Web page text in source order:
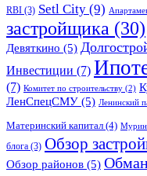
RBI (3) Setl City (9)
застройщика (30)
Девяткино (5)
Инвестиции (7)
(7) Комитет по строительству (2)
ЛенСпецСМУ (5) Ленинский
Материнский капитал (4)
блога (3) Обзор
Обзор районов (5)